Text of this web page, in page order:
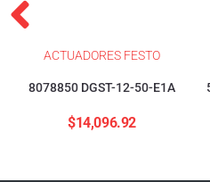
ACTUADORES FESTO
8078850 DGST-12-50-E1A
$14,096.92